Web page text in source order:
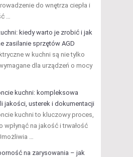
do wnętrza ciepła i
…
kiedy warto je zrobić i jak
zasilanie sprzętów AGD
w kuchni są nie tylko
dla urządzeń o mocy
kuchni: kompleksowa
jakości, usterek i dokumentacji
kuchni to kluczowy proces,
wpłynąć na jakość i trwałość
…
na zarysowania – jak